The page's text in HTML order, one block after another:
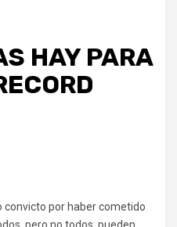
HAY PARA
convicto por haber cometido